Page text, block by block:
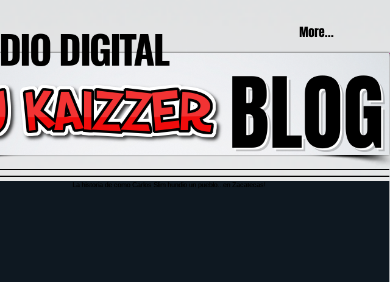
More...
BLOG
DIGITAL